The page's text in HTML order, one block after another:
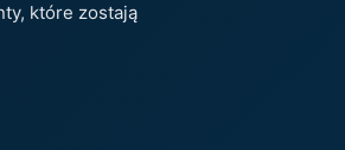
które zostają